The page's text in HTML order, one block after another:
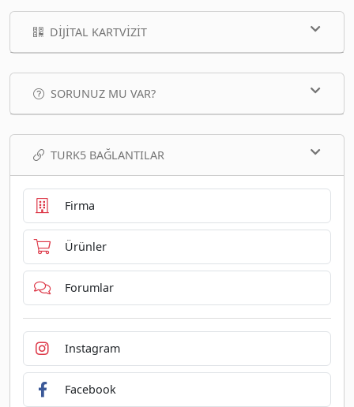
DIJITAL KARTVIZIT
SORUNUZ MU VAR?
TURK5 BAĞLANTILAR
Firma
Ürünler
Forumlar
Instagram
Facebook